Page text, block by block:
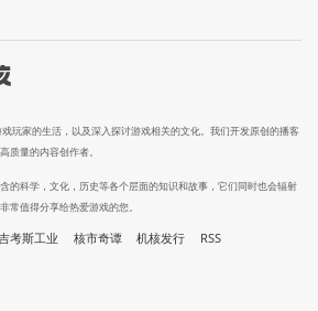
玩家的生活，以及深入探讨游戏相关的文化。我们开发原创的播客
质量的内容创作者。
的科学，文化，历史等各个层面的知识和故事，它们同时也会辐射
常值得分享给热爱游戏的您。
考斯工业 核市奇谭 机核发行 RSS